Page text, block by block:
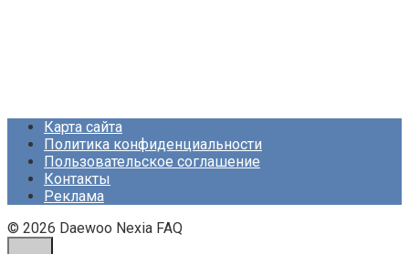
Карта сайта
Политика конфиденциальности
Пользовательское соглашение
Контакты
Реклама
© 2026 Daewoo Nexia FAQ